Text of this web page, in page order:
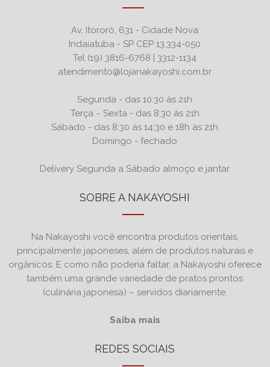
Av. Itororó, 631 - Cidade Nova
Indaiatuba - SP CEP 13.334-050
Tel (19) 3816-6768 | 3312-1134
atendimento@lojanakayoshi.com.br
Segunda - das 10:30 às 21h
Terça ~ Sexta - das 8:30 às 21h
Sábado - das 8:30 às 14:30 e 18h às 21h
Domingo - fechado
Delivery Segunda a Sábado almoço e jantar
SOBRE A NAKAYOSHI
Na Nakayoshi você encontra produtos orientais,
principalmente japoneses, além de produtos naturais e
orgânicos. E como não poderia faltar, a Nakayoshi oferece
também uma grande variedade de pratos prontos
(culinária japonesa) – servidos diariamente.
Saiba mais
REDES SOCIAIS